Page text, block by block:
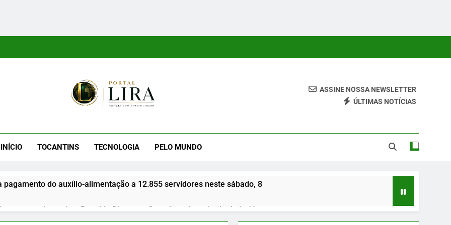
E Uma Boa Experiência Para O Leitor.
ASSINE NOSSA NEWSLETTER
ÚLTIMAS NOTÍCIAS
INÍCIO TOCANTINS TECNOLOGIA PELO MUNDO
pagamento do auxílio-alimentação a 12.855 servidores neste sábado, 8
anuncia apoio a Ronaldo Dimas ao Senado após retirada de Irajá